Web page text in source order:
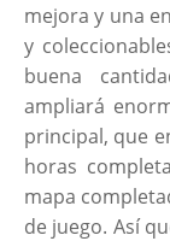
mejora y una
y
buena
ampliará
principal, que
horas
mapa
de juego. Así